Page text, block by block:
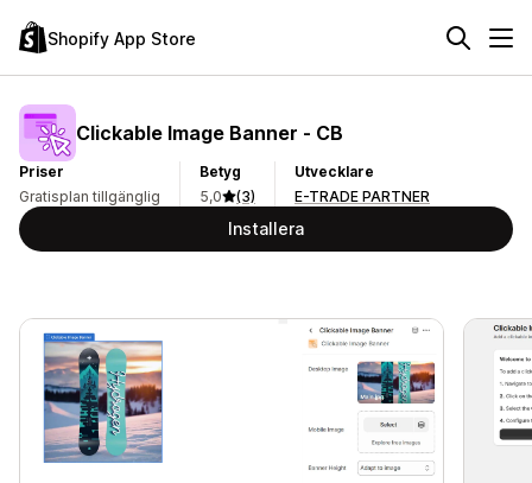
Shopify App Store
Clickable Image Banner ‑ CB
Priser
Gratisplan tillgänglig
Betyg
5,0
(3)
Utvecklare
E-TRADE PARTNER
Installera